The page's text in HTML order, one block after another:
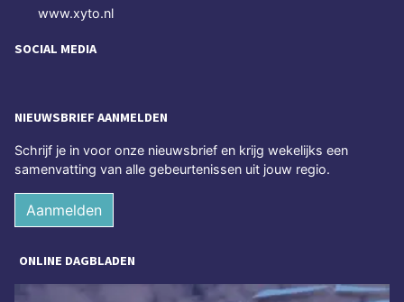
www.xyto.nl
SOCIAL MEDIA
NIEUWSBRIEF AANMELDEN
Schrijf je in voor onze nieuwsbrief en krijg wekelijks een
samenvatting van alle gebeurtenissen uit jouw regio.
Aanmelden
ONLINE DAGBLADEN